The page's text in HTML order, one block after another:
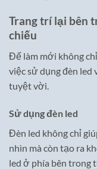
Trang trí lại bên
chiếu
Để làm mới không
việc sử dụng đèn led
tuyệt vời.
Sử dụng đèn led
Đèn led không chỉ
nhìn mà còn tạo ra
led ở phía bên trong